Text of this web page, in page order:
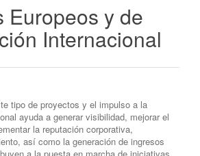
Europeos y de
Internacional
tipo de proyectos y el impulso a la
ayuda a generar visibilidad, mejorar el
la reputación corporativa,
así como la generación de ingresos